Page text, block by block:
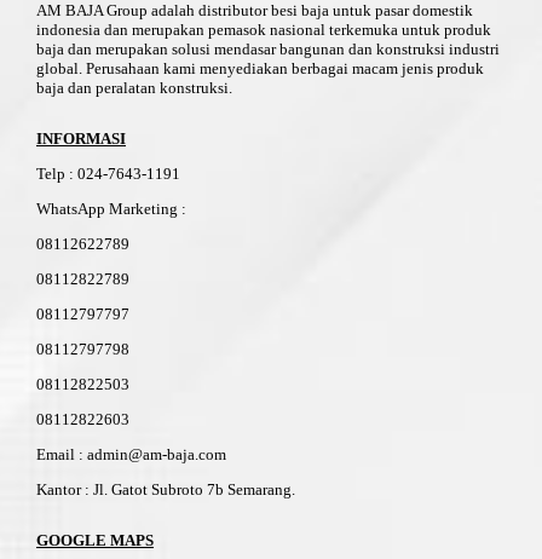
AM BAJA Group adalah distributor besi baja untuk pasar domestik
indonesia dan merupakan pemasok nasional terkemuka untuk produk
baja dan merupakan solusi mendasar bangunan dan konstruksi industri
global. Perusahaan kami menyediakan berbagai macam jenis produk
baja dan peralatan konstruksi.
INFORMASI
Telp : 024-7643-1191
WhatsApp Marketing :
08112622789
08112822789
08112797797
08112797798
08112822503
08112822603
Email : admin@am-baja.com
Kantor : Jl. Gatot Subroto 7b Semarang.
GOOGLE MAPS